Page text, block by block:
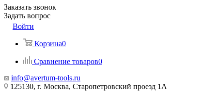
Заказать звонок
Задать вопрос
Войти
Корзина0
Сравнение товаров0
info@avertum-tools.ru
125130, г. Москва, Старопетровский проезд 1А